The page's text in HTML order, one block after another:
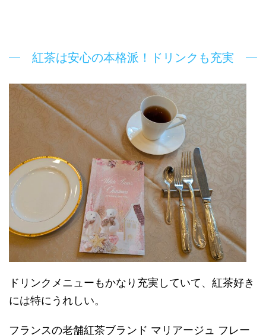
紅茶は安心の本格派！ドリンクも充実
ドリンクメニューもかなり充実していて、紅茶好き
には特にうれしい。
フランスの老舗紅茶ブランド マリアージュ フレー